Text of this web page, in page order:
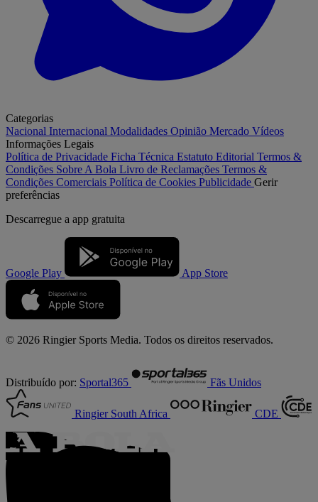
Categorias
Nacional Internacional Modalidades Opinião Mercado Vídeos
Informações Legais
Política de Privacidade Ficha Técnica Estatuto Editorial Termos &
Condições Sobre A Bola Livro de Reclamações Termos &
Condições Comerciais Política de Cookies Publicidade Gerir
preferências
Descarregue a app gratuita
Google Play App Store
© 2026 Ringier Sports Media. Todos os direitos reservados.
Distribuído por: Sportal365 Fãs Unidos
Ringier South Africa CDE